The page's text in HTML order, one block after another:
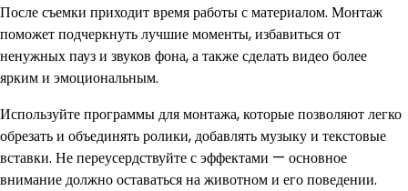
После съемки приходит время работы с материалом. Монтаж
поможет подчеркнуть лучшие моменты, избавиться от
ненужных пауз и звуков фона, а также сделать видео более
ярким и эмоциональным.
Используйте программы для монтажа, которые позволяют легко
обрезать и объединять ролики, добавлять музыку и текстовые
вставки. Не переусердствуйте с эффектами — основное
внимание должно оставаться на животном и его поведении.